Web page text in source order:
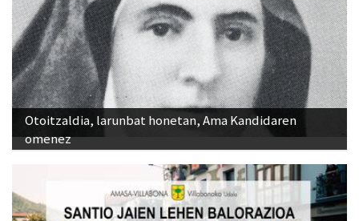
Otoitzaldia, larunbat honetan, Ama Kandidaren
omenez